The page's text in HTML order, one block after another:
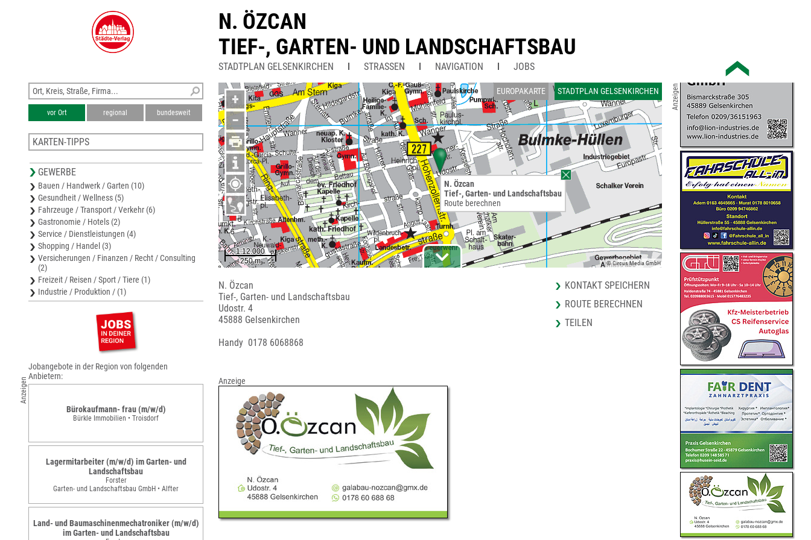
N. ÖZCAN
TIEF-, GARTEN- UND LANDSCHAFTSBAU
STADTPLAN GELSENKIRCHEN STRASSEN NAVIGATION JOBS
EUROPAKARTE STADTPLAN GELSENKIRCHEN
+
−
© Circus Media GmbH
N. Özcan
Tief-, Garten- und Landschaftsbau
Route berechnen
N. Özcan
Tief-, Garten- und Landschaftsbau
Udostr. 4
45888 Gelsenkirchen
Handy 0178 6068868
KONTAKT SPEICHERN
ROUTE BERECHNEN
TEILEN
Anzeige
vor Ort regional bundesweit
KARTEN-TIPPS
Stadtplan Herne
Karte Bochum
Karte Recklinghausen
Stadtplan Recklinghausen
GEWERBE
Bauen / Handwerk / Garten (10)
Gesundheit / Wellness (5)
Fahrzeuge / Transport / Verkehr (6)
Gastronomie / Hotels (2)
Service / Dienstleistungen (4)
Shopping / Handel (3)
Versicherungen / Finanzen / Recht / Consulting
(2)
Freizeit / Reisen / Sport / Tiere (1)
Industrie / Produktion / (1)
Anzeigen
Jobangebote in der Region von folgenden
Anbietern:
Bürokaufmann- frau (m/w/d)
Bürkle Immobilien • Troisdorf
Lagermitarbeiter (m/w/d) im Garten- und
Landschaftsbau
Forster
Garten- und Landschaftsbau GmbH • Alfter
Land- und Baumaschinenmechatroniker (m/w/d)
im Garten- und Landschaftsbau
Anzeigen